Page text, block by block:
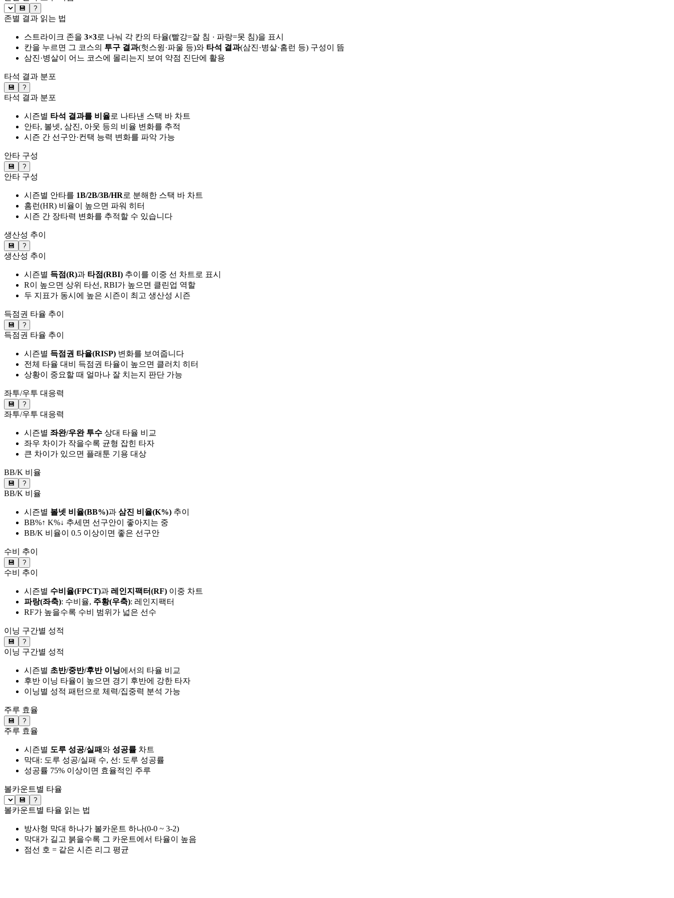
💾 ?
존별 결과 읽는 법
스트라이크 존을 3×3로 나눠 각 칸의 타율(빨강=잘 침 · 파랑=못 침)을 표시
칸을 누르면 그 코스의 투구 결과(헛스윙·파울 등)와 타석 결과(삼진·병살·홈런 등) 구성이 뜸
삼진·병살이 어느 코스에 몰리는지 보여 약점 진단에 활용
타석 결과 분포
💾 ?
타석 결과 분포
시즌별 타석 결과를 비율로 나타낸 스택 바 차트
안타, 볼넷, 삼진, 아웃 등의 비율 변화를 추적
시즌 간 선구안·컨택 능력 변화를 파악 가능
안타 구성
💾 ?
안타 구성
시즌별 안타를 1B/2B/3B/HR로 분해한 스택 바 차트
홈런(HR) 비율이 높으면 파워 히터
시즌 간 장타력 변화를 추적할 수 있습니다
생산성 추이
💾 ?
생산성 추이
시즌별 득점(R)과 타점(RBI) 추이를 이중 선 차트로 표시
R이 높으면 상위 타선, RBI가 높으면 클린업 역할
두 지표가 동시에 높은 시즌이 최고 생산성 시즌
득점권 타율 추이
💾 ?
득점권 타율 추이
시즌별 득점권 타율(RISP) 변화를 보여줍니다
전체 타율 대비 득점권 타율이 높으면 클러치 히터
상황이 중요할 때 얼마나 잘 치는지 판단 가능
좌투/우투 대응력
💾 ?
좌투/우투 대응력
시즌별 좌완/우완 투수 상대 타율 비교
좌우 차이가 작을수록 균형 잡힌 타자
큰 차이가 있으면 플래툰 기용 대상
BB/K 비율
💾 ?
BB/K 비율
시즌별 볼넷 비율(BB%)과 삼진 비율(K%) 추이
BB%↑ K%↓ 추세면 선구안이 좋아지는 중
BB/K 비율이 0.5 이상이면 좋은 선구안
수비 추이
💾 ?
수비 추이
시즌별 수비율(FPCT)과 레인지팩터(RF) 이중 차트
파랑(좌축): 수비율, 주황(우축): 레인지팩터
RF가 높을수록 수비 범위가 넓은 선수
이닝 구간별 성적
💾 ?
이닝 구간별 성적
시즌별 초반/중반/후반 이닝에서의 타율 비교
후반 이닝 타율이 높으면 경기 후반에 강한 타자
이닝별 성적 패턴으로 체력/집중력 분석 가능
주루 효율
💾 ?
주루 효율
시즌별 도루 성공/실패와 성공률 차트
막대: 도루 성공/실패 수, 선: 도루 성공률
성공률 75% 이상이면 효율적인 주루
볼카운트별 타율
💾 ?
볼카운트별 타율 읽는 법
방사형 막대 하나가 볼카운트 하나(0-0 ~ 3-2)
막대가 길고 붉을수록 그 카운트에서 타율이 높음
점선 호 = 같은 시즌 리그 평균